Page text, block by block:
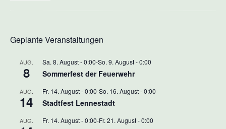
Geplante Veranstaltungen
AUG.
8
Sa. 8. August - 0:00-So. 9. August - 0:00
Sommerfest der Feuerwehr
AUG.
14
Fr. 14. August - 0:00-So. 16. August - 0:00
Stadtfest Lennestadt
AUG. Fr. 14. August - 0:00-Fr. 21. August - 0:00